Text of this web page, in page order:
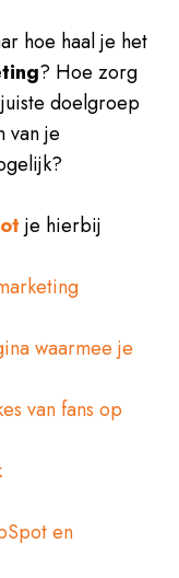
hoe haal je het
? Hoe zorg
doelgroep
van je
je hierbij
waarmee je
van fans op
en